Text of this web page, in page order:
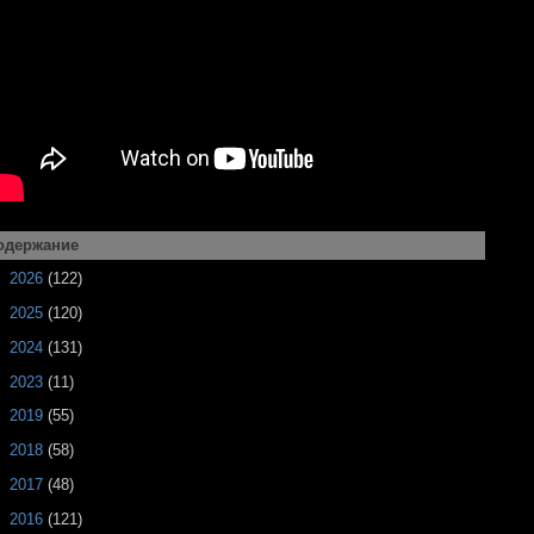
2026(122)
2025(120)
2024(131)
2023(11)
2019(55)
2018(58)
2017(48)
2016(121)